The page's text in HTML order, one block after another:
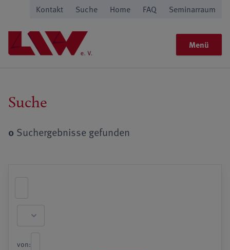
Kontakt Suche Home FAQ Seminarraum
Menü
Suche
0 Suchergebnisse gefunden
von: